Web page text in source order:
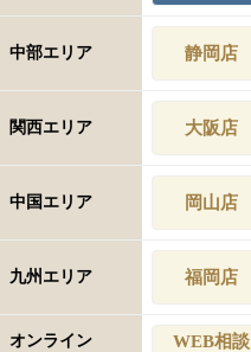
中部エリア 静岡店
関西エリア 大阪店
中国エリア 岡山店
九州エリア 福岡店
オンライン WEB相談